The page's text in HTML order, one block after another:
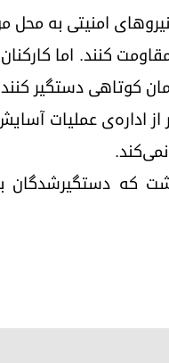
امنیتی به محل
مقاومت کنند. اما
کوتاهی دستگیر
از اداره‌ی عملیات
که دستگیرشدگان